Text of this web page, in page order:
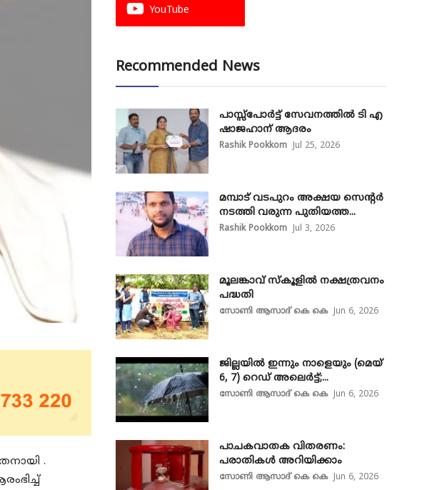
.
YouTube
Recommended News
പാസ്സ്‌പോർട്ട് സേവനത്തിൽ ടി എ
ഷാജഹാന് ആദരം
Rashik Pookkom Jul 25, 2026
മമ്പാട് വടപുറം അക്ഷയ സെന്റർ
നടത്തി വരുന്ന പുതിയത്ത...
Rashik Pookkom Jul 3, 2026
മൂലങ്കാവ് സ്കൂളിൽ നക്ഷത്രവനം
പദ്ധതി
സോണി ആസാദ് കെ കെ Jun 6, 2026
ജില്ലയിൽ ഇന്നും നാളെയും (മെയ്
6, 7) റെഡ് അലെർട്ട്;...
സോണി ആസാദ് കെ കെ Jun 6, 2026
പാചകവാതക വിതരണം:
പരാതികൾ അറിയിക്കാം
സോണി ആസാദ് കെ കെ Jun 6, 2026